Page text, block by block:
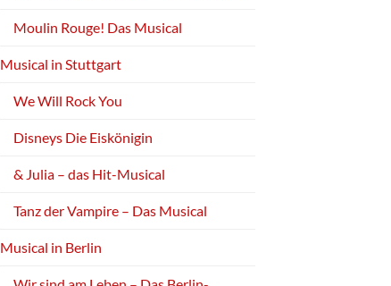
Moulin Rouge! Das Musical
Musical in Stuttgart
We Will Rock You
Disneys Die Eiskönigin
& Julia – das Hit-Musical
Tanz der Vampire – Das Musical
Musical in Berlin